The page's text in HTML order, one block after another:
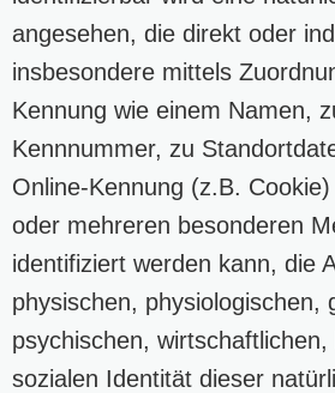
angesehen, die direkt oder
insbesondere mittels
Kennung wie einem Namen,
Kennnummer, zu
Online-Kennung (z.B.
oder mehreren besonderen
identifiziert werden kann, die
physischen, physiologischen,
psychischen,
sozialen Identität dieser